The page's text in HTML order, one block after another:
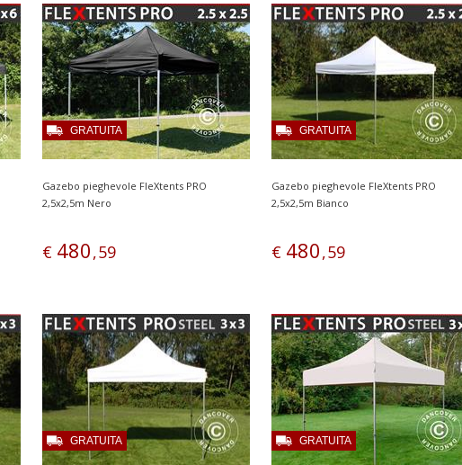
Gazebo pieghevole FleXtents PRO
2,5x2,5m Nero
€ 480,59
GRATUITA
Gazebo pieghevole FleXtents PRO
2,5x2,5m Bianco
€ 480,59
GRATUITA
GRATUITA GRATUITA